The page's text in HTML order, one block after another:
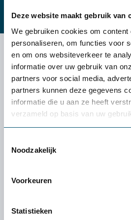
Deze website maakt gebruik van
We gebruiken cookies om content
personaliseren, om functies voor
en om ons websiteverkeer te
informatie over uw gebruik van
partners voor social media,
partners kunnen deze gegevens
informatie die u aan ze heeft
verzameld op basis van uw
Noodzakelijk
Voorkeuren
Statistieken
Kennisbank
Minder belasting
Neem je plaats op één van onze zit
wordt je bekken voorover gekanteld
een natuurlijke houding aanneemt.
wervelkolom vermindert waardoor
raakt en je langer ontspannen kunt
bieden ondersteuning tijdens het
onze oplossingen nodigt ook uit tot
ideaal om mee tussen de tafels van je
manoeuvreren. Door de wieltjes